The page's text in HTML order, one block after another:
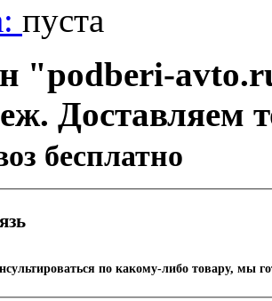
пуста
"podberi-
Доставляем
бесплатно
по какому-либо товару, мы